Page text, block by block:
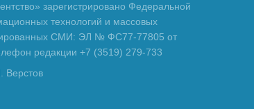
зарегистрировано Федеральной
технологий и массовых
СМИ: ЭЛ № ФС77-77805 от
редакции +7 (3519) 279-733
Верстов